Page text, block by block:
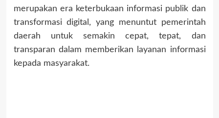
merupakan era keterbukaan informasi publik dan
transformasi digital, yang menuntut pemerintah
daerah untuk semakin cepat, tepat, dan
transparan dalam memberikan layanan informasi
kepada masyarakat.